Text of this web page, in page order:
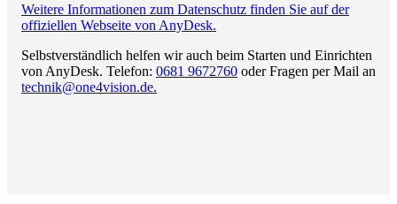
Weitere Informationen zum Datenschutz finden Sie auf der
offiziellen Webseite von AnyDesk.
Selbstverständlich helfen wir auch beim Starten und Einrichten
von AnyDesk. Telefon: 0681 9672760 oder Fragen per Mail an
technik@one4vision.de.